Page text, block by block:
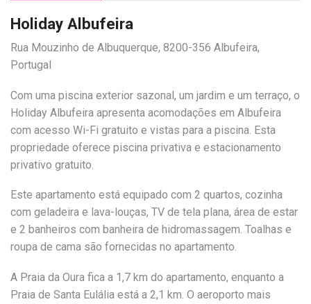
Holiday Albufeira
Rua Mouzinho de Albuquerque, 8200-356 Albufeira,
Portugal
Com uma piscina exterior sazonal, um jardim e um terraço, o
Holiday Albufeira apresenta acomodações em Albufeira
com acesso Wi-Fi gratuito e vistas para a piscina. Esta
propriedade oferece piscina privativa e estacionamento
privativo gratuito.
Este apartamento está equipado com 2 quartos, cozinha
com geladeira e lava-louças, TV de tela plana, área de estar
e 2 banheiros com banheira de hidromassagem. Toalhas e
roupa de cama são fornecidas no apartamento.
A Praia da Oura fica a 1,7 km do apartamento, enquanto a
Praia de Santa Eulália está a 2,1 km. O aeroporto mais